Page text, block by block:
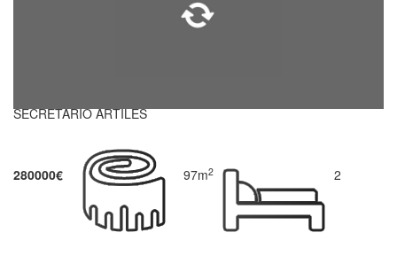
SECRETARIO ARTILES
280000€ 97m2 2